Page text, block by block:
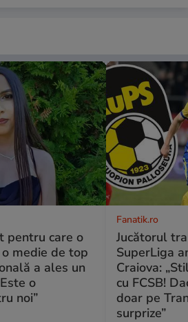
pentru care o
medie de top
a ales un
o
noi”
Fanatik.ro
Jucătorul
SuperLiga
Craiova:
cu FCSB!
doar pe
surprize”